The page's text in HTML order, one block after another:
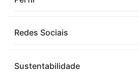
Redes Sociais
Sustentabilidade